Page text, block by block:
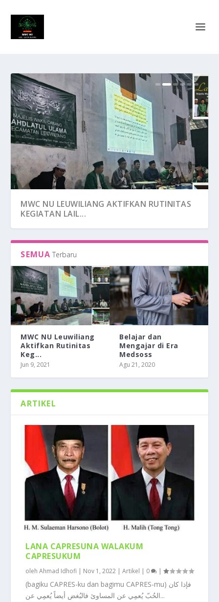
BENARKAH YAHUDI DAN NASRANI TIDAK
RELA DENGAN ISLA...
MWC NU LEUWILIANG AKTIFKAN RUTINITAS
KEGIATAN LAIL...
BELAJAR DAN MENGAJAR DI ERA MEDSOSS
TEMANKU SYAFAATKU
BERPIKIR TERTIB ALA PESANTREN
BERDAKWAH DAN BERFATWA HANYA
DENGAN MODAL SATU AYA...
SEMUA Terbaru
MWC NU Leuwiliang
Aktifkan Rutinitas
Keg...
Jun 9, 2021
Belajar dan
Mengajar di Era
Medsoss
Agu 21, 2020
ARTIKEL
LANA CAPRESUNA WALAKUM
CAPRESUKUM
olehAhmad Idhofi | Nov 1, 2022 |Artikel | 0 |
(bagiku CAPRES-ku dan bagimu CAPRES-mu) فإذا كان
الحٌبّ يُعمِي عن المساوئ فالبُغض أيضاً يُعمِي عن...